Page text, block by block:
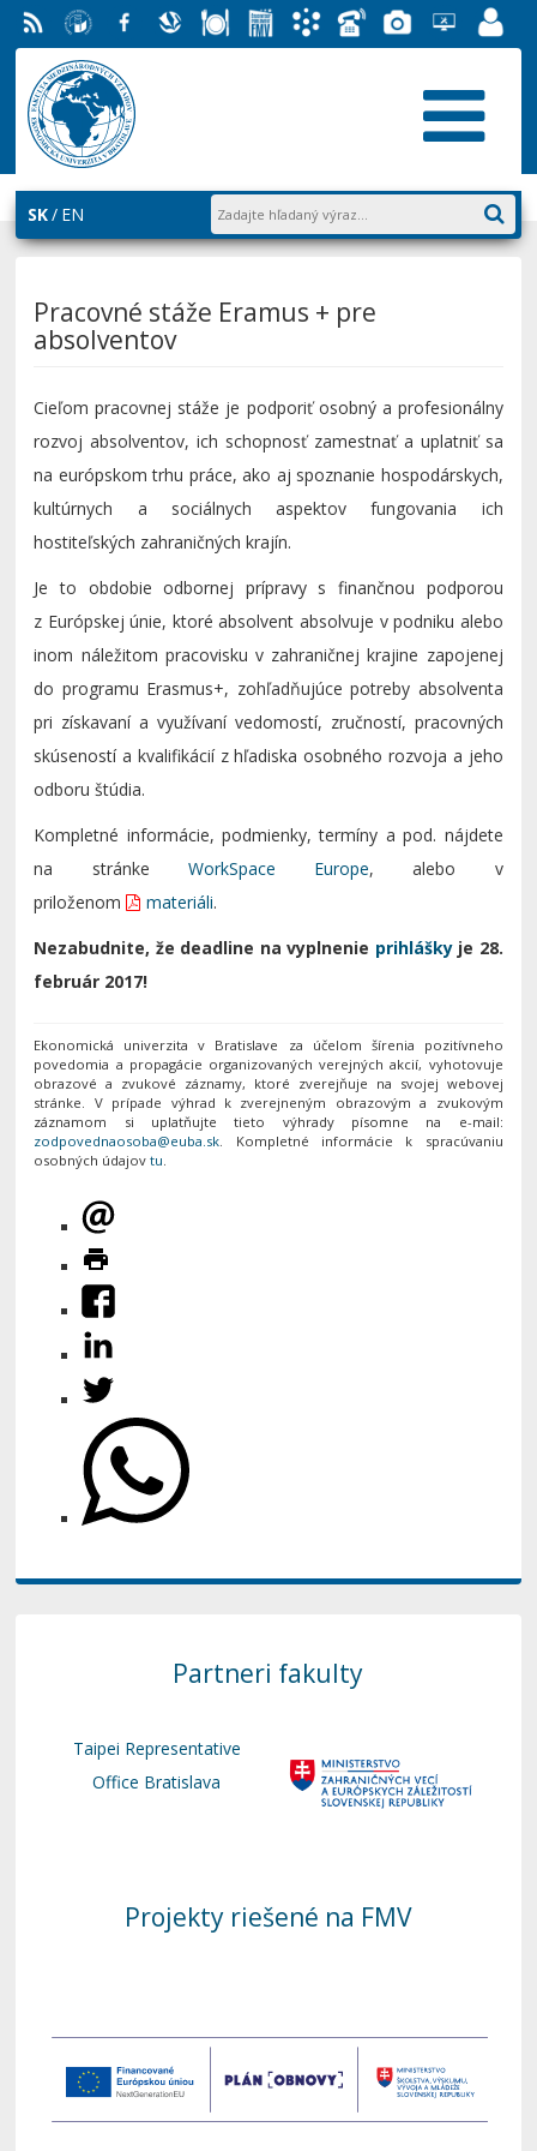
RSS EU v
Bratislave
FacebookSlovenskáStravovanie
ŠtudentskýAkademický
TelefónnyFotogaléria
Helpdesk
EUBAportál
SK EN
Pracovné stáže Eramus + pre
absolventov
Cieľom pracovnej stáže je podporiť osobný a profesionálny
rozvoj absolventov, ich schopnosť zamestnať a uplatniť sa
na európskom trhu práce, ako aj spoznanie hospodárskych,
kultúrnych a sociálnych aspektov fungovania ich
hostiteľských zahraničných krajín.
Je to obdobie odbornej prípravy s finančnou podporou
z Európskej únie, ktoré absolvent absolvuje v podniku alebo
inom náležitom pracovisku v zahraničnej krajine zapojenej
do programu Erasmus+, zohľadňujúce potreby absolventa
pri získavaní a využívaní vedomostí, zručností, pracovných
skúseností a kvalifikácií z hľadiska osobného rozvoja a jeho
odboru štúdia.
Kompletné informácie, podmienky, termíny a pod. nájdete
na stránke WorkSpace Europe, alebo v
priloženom
materiáli.
Nezabudnite, že deadline na vyplnenie prihláškyje 28.
február 2017!
Ekonomická univerzita v Bratislave za účelom šírenia pozitívneho
povedomia a propagácie organizovaných verejných akcií, vyhotovuje
obrazové a zvukové záznamy, ktoré zverejňuje na svojej webovej
stránke. V prípade výhrad k zverejneným obrazovým a zvukovým
záznamom si uplatňujte tieto výhrady písomne na e-mail:
. Kompletné informácie k spracúvaniu
osobných údajovtu.
Partneri fakulty
Taipei Representative
Office Bratislava
Projekty riešené na FMV